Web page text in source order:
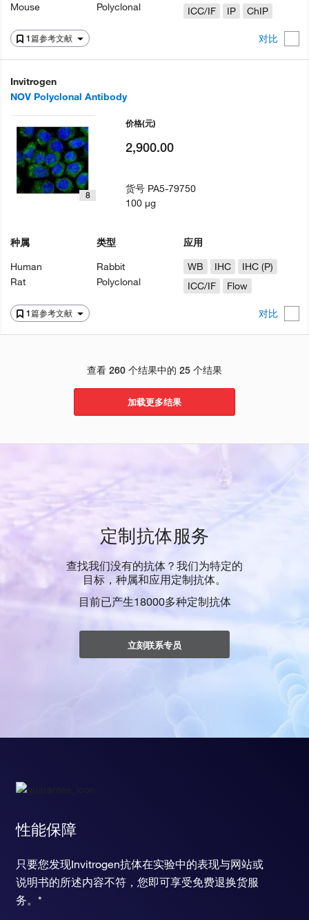
1篇参考文献 对比
Mouse
Polyclonal
ICC/IF
IP ChIP
Invitrogen
NOV Polyclonal Antibody
1篇参考文献 对比
8
种属
Human
Rat
类型
Rabbit
Polyclonal
应用
WB
IHC
IHC (P)
ICC/IF
Flow
价格(元)
2,900.00
货号 PA5-79750
100 µg
查看 260 个结果中的 25 个结果
加载更多结果
定制抗体服务
查找我们没有的抗体？我们为特定的
目标，种属和应用定制抗体。
目前已产生18000多种定制抗体
立刻联系专员
性能保障
只要您发现Invitrogen抗体在实验中的表现与网站或
说明书的所述内容不符，您即可享受免费退换货服
务。*